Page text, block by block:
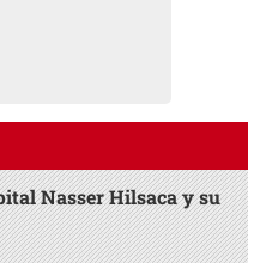
Nasser Hilsaca y su